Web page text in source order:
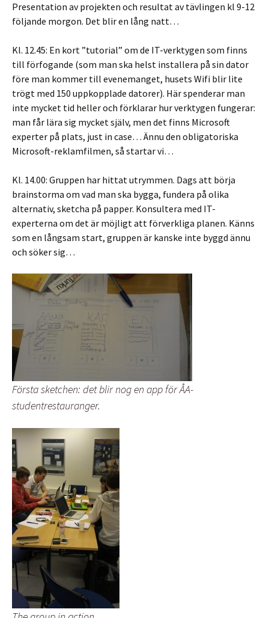
Presentation av projekten och resultat av tävlingen kl 9-12
följande morgon. Det blir en lång natt…
Kl. 12.45: En kort ”tutorial” om de IT-verktygen som finns
till förfogande (som man ska helst installera på sin dator
före man kommer till evenemanget, husets Wifi blir lite
trögt med 150 uppkopplade datorer). Här spenderar man
inte mycket tid heller och förklarar hur verktygen fungerar:
man får lära sig mycket själv, men det finns Microsoft
experter på plats, just in case… Ännu den obligatoriska
Microsoft-reklamfilmen, så startar vi…
Kl. 14.00: Gruppen har hittat utrymmen. Dags att börja
brainstorma om vad man ska bygga, fundera på olika
alternativ, sketcha på papper. Konsultera med IT-
experterna om det är möjligt att förverkliga planen. Känns
som en långsam start, gruppen är kanske inte byggd ännu
och söker sig…
Första sketchen: det blir nog en app för ÅA-
studentrestauranger.